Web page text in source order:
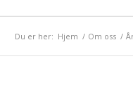
Du er her: Hjem / Om oss /